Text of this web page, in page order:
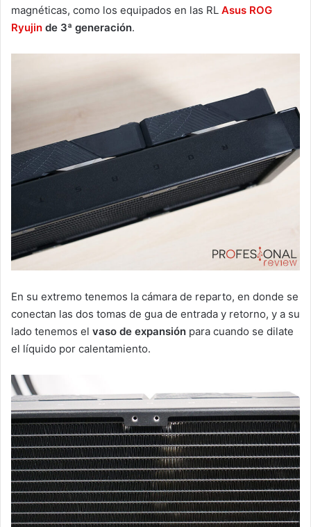
magnéticas, como los equipados en las RL Asus ROG
Ryujin de 3ª generación.
En su extremo tenemos la cámara de reparto, en donde se
conectan las dos tomas de gua de entrada y retorno, y a su
lado tenemos el vaso de expansión para cuando se dilate
el líquido por calentamiento.